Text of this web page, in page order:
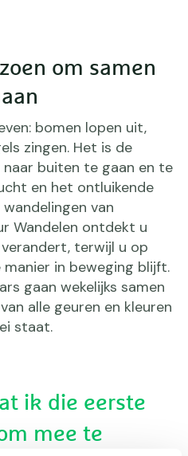
om samen
bomen lopen uit,
zingen. Het is de
buiten te gaan en te
en het ontluikende
van
Wandelen ontdekt u
terwijl u op
in beweging blijft.
gaan wekelijks samen
alle geuren en kleuren
staat.
ik die eerste
mee te